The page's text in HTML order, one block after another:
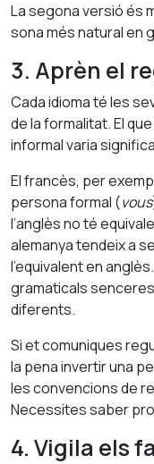
La segona versió és
sona més natural en
3. Aprèn el
Cada idioma té les
de la formalitat. El
informal varia
El francès, per
persona formal (vous
l’anglès no té
alemanya tendeix a
l’equivalent en
gramaticals
diferents.
Si et comuniques
la pena invertir una
les convencions de
Necessites saber
4. Vigila els